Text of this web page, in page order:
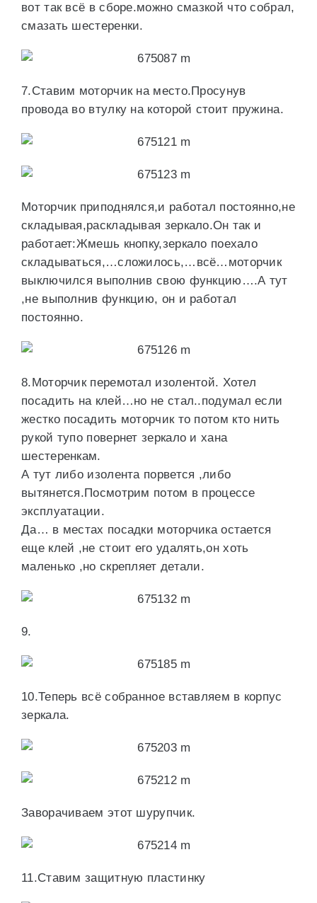
вот так всё в сборе.можно смазкой что собрал,
смазать шестеренки.
7.Ставим моторчик на место.Просунув
провода во втулку на которой стоит пружина.
Моторчик приподнялся,и работал постоянно,не
складывая,раскладывая зеркало.Он так и
работает:Жмешь кнопку,зеркало поехало
складываться,…сложилось,…всё…моторчик
выключился выполнив свою функцию….А тут
,не выполнив функцию, он и работал
постоянно.
8.Моторчик перемотал изолентой. Хотел
посадить на клей…но не стал..подумал если
жестко посадить моторчик то потом кто нить
рукой тупо повернет зеркало и хана
шестеренкам.
А тут либо изолента порвется ,либо
вытянется.Посмотрим потом в процессе
эксплуатации.
Да… в местах посадки моторчика остается
еще клей ,не стоит его удалять,он хоть
маленько ,но скрепляет детали.
9.
10.Теперь всё собранное вставляем в корпус
зеркала.
Заворачиваем этот шурупчик.
11.Ставим защитную пластинку